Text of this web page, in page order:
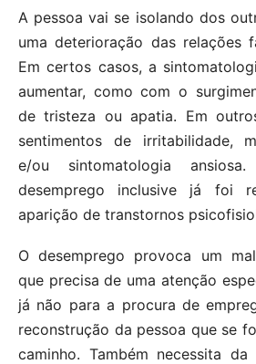
A pessoa vai se isolando dos
uma deterioração das relações
Em certos casos, a
aumentar, como com o
de tristeza ou apatia. Em
sentimentos de irritabilidade,
e/ou sintomatologia
desemprego inclusive já foi
aparição de transtornos
O desemprego provoca um
que precisa de uma atenção
já não para a procura de
reconstrução da pessoa que se
caminho. Também necessita